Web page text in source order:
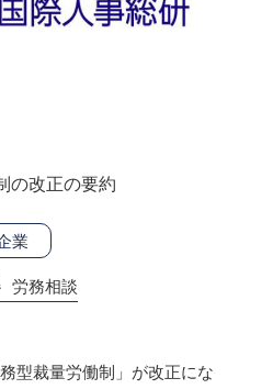
の改正の要約
業
労務相談
型裁量労働制」が改正にな